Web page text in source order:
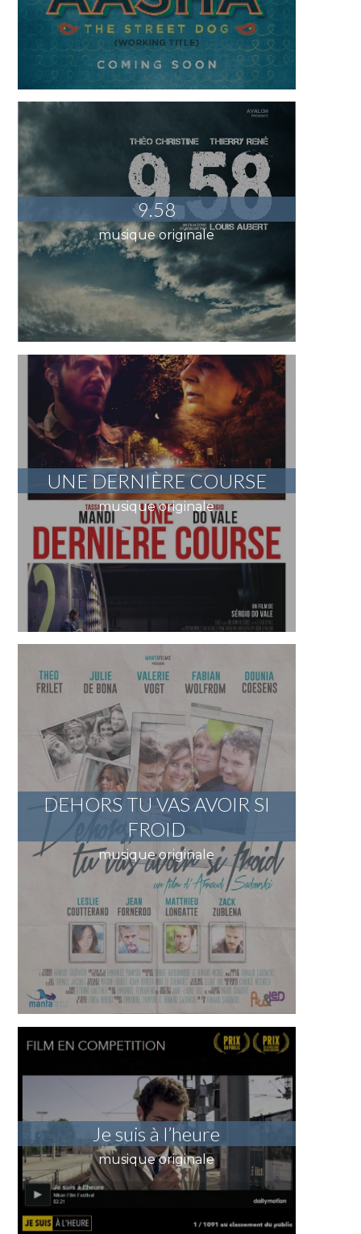
9.58
musique originale
UNE DERNIÈRE COURSE
musique originale
DEHORS TU VAS AVOIR SI
FROID
musique originale
Je suis à l’heure
musique originale